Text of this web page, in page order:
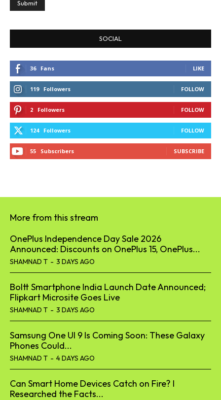
SOCIAL
36 Fans LIKE
119 Followers FOLLOW
2 Followers FOLLOW
124 Followers FOLLOW
55 Subscribers SUBSCRIBE
More from this stream
OnePlus Independence Day Sale 2026
Announced: Discounts on OnePlus 15, OnePlus...
SHAMNAD T - 3 DAYS AGO
Boltt Smartphone India Launch Date Announced;
Flipkart Microsite Goes Live
SHAMNAD T - 3 DAYS AGO
Samsung One UI 9 Is Coming Soon: These Galaxy
Phones Could...
SHAMNAD T - 4 DAYS AGO
Can Smart Home Devices Catch on Fire? I
Researched the Facts...